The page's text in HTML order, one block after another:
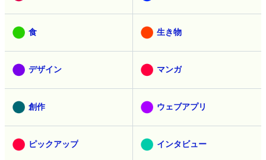
食 生き物
デザイン マンガ
創作 ウェブアプリ
ピックアップ インタビュー